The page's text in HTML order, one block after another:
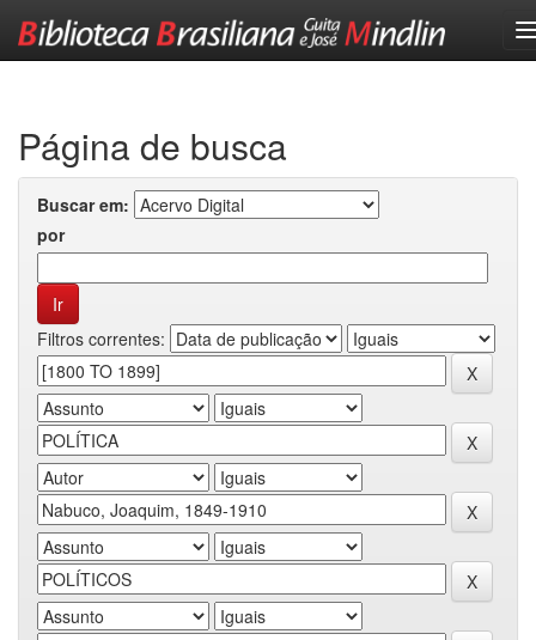
Página de busca
Buscar em:
por
Filtros correntes: